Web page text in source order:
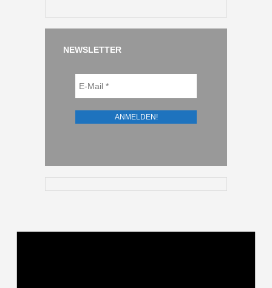
NEWSLETTER